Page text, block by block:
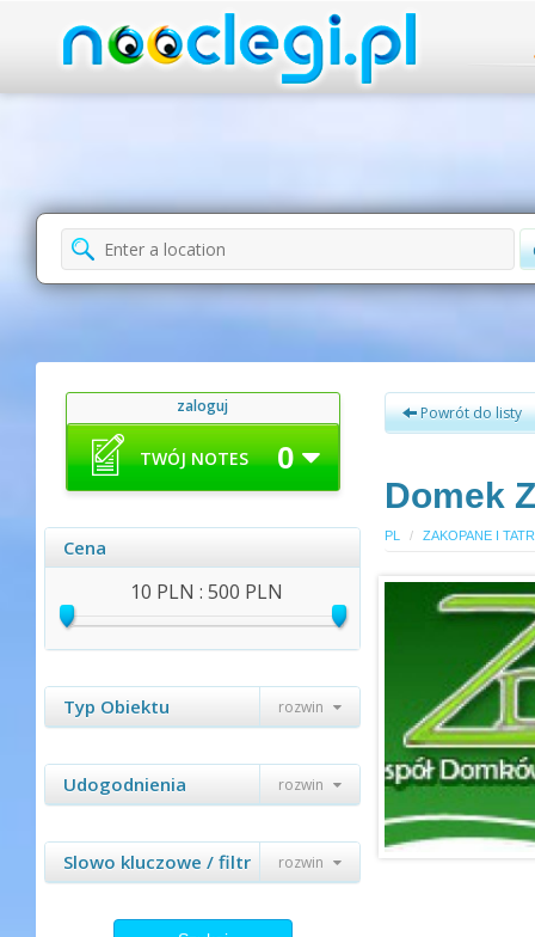
zaloguj
TWÓJ NOTES 0
Cena
10 PLN : 500 PLN
Typ Obiektu rozwin
Udogodnienia rozwin
Slowo kluczowe / filtr rozwin
Powrót do listy
Domek
PL ZAKOPANE I